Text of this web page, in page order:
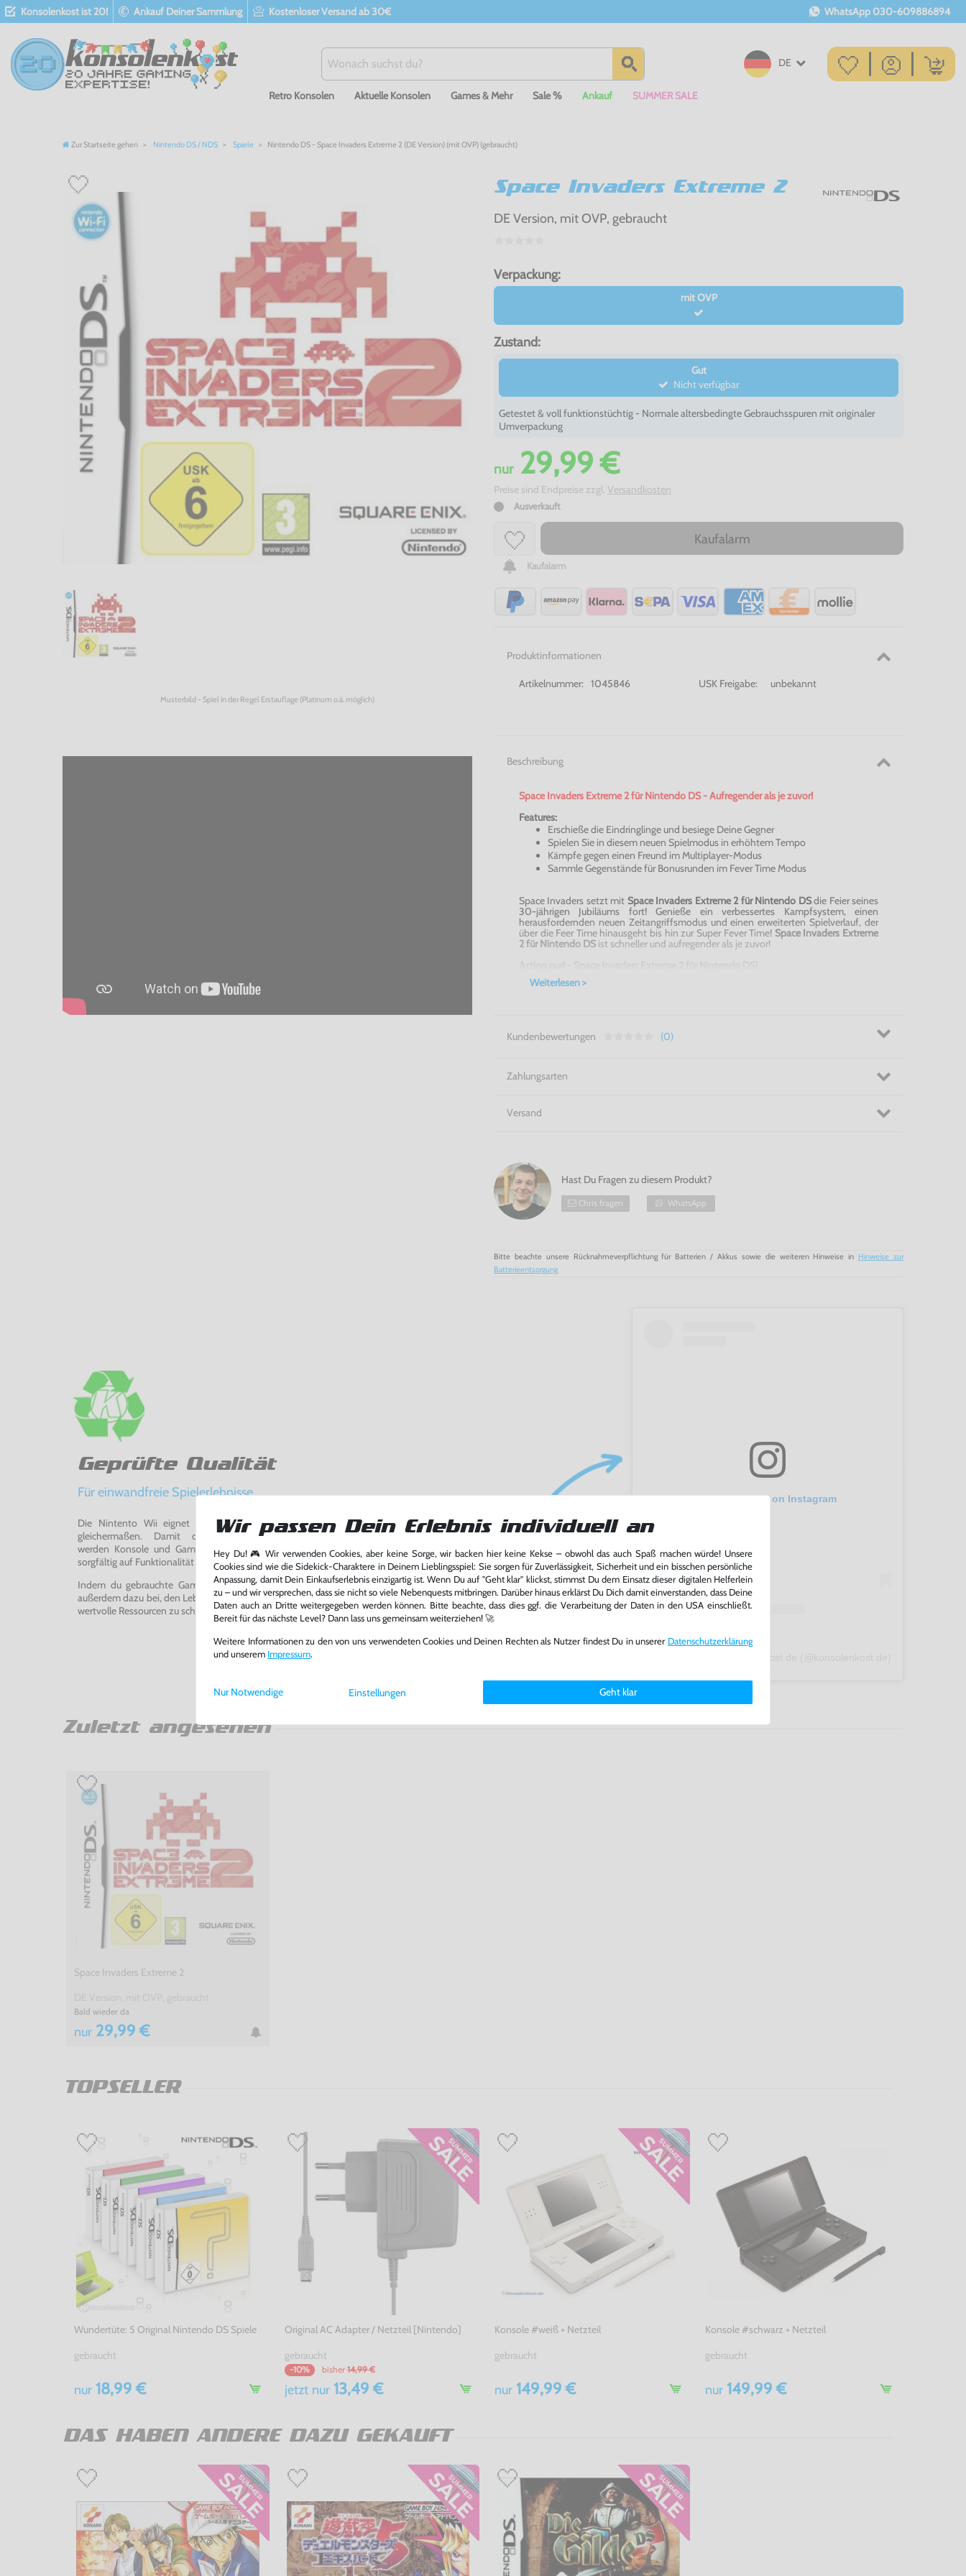
Konsolenkost ist 20! Ankauf Deiner Sammlung Kostenloser Versand ab 30€ WhatsApp 030-609886894
DE
Retro Konsolen Aktuelle Konsolen Games & Mehr Sale % Ankauf SUMMER SALE
Zur Startseite gehen Nintendo DS / NDS Spiele Nintendo DS - Space Invaders Extreme 2 (DE Version) (mit OVP) (gebraucht)
Musterbild - Spiel in der Regel Erstauflage (Platinum o.ä. möglich)
Space Invaders Extreme 2
DE Version, mit OVP, gebraucht
Verpackung:
mit OVP
Zustand:
Gut
Nicht verfügbar
Getestet & voll funktionstüchtig - Normale altersbedingte Gebrauchsspuren mit originaler
Umverpackung
nur29,99 €
Preise sind Endpreise zzgl. Versandkosten
Ausverkauft
Kaufalarm
Kaufalarm
Produktinformationen
Artikelnummer: 1045846 USK Freigabe: unbekannt
Beschreibung
Space Invaders Extreme 2 für Nintendo DS - Aufregender als je zuvor!
Features:
Erschieße die Eindringlinge und besiege Deine Gegner
Spielen Sie in diesem neuen Spielmodus in erhöhtem Tempo
Kämpfe gegen einen Freund im Multiplayer-Modus
Sammle Gegenstände für Bonusrunden im FeverTime Modus
Space Invaders setzt mit Space Invaders Extreme 2 für Nintendo DSdie Feier seines
30-jährigen Jubiläums fort! Genieße ein verbessertes Kampfsystem, einen
herausfordernden neuen Zeitangriffsmodus und einen erweiterten Spielverlauf, der
über die FeerTime hinausgeht bis hin zur Super FeverTime! Space Invaders Extreme
2 für Nintendo DS ist schneller und aufregender als je zuvor!
Weiterlesen >
Kundenbewertungen (0)
Zahlungsarten
Versand
Hast Du Fragen zu diesem Produkt?
Chris fragen WhatsApp
Bitte beachte unsere Rücknahmeverpflichtung für Batterien / Akkus sowie die weiteren Hinweise in Hinweise zur
Batterieentsorgung
Geprüfte Qualität
Für einwandfreie Spielerlebnisse
Die Nintento Wii eignet sich perfekt für Retro-Gaming-Fans und neue Entdecker
gleichermaßen. Damit du ein einwandfreies Spielerlebnis genießen kannst,
werden Konsole und Game in unserer Reparatur-Werkstatt von unseren Fachkräften
sorgfältig auf Funktionalität getestet, gereinigt und bei Bedarf repariert.
Indem du gebrauchte Games und Konsolen bei uns kaufst oder verkaufst, trägst du
außerdem dazu bei, den Lebenszyklus von Konsolen und Games zu verlängern und damit
wertvolle Ressourcen zu schonen und Abfall zu vermeiden.
View this post on Instagram
Zuletzt angesehen
Space Invaders Extreme 2
Bald wieder da
nur 29,99 €
TOPSELLER
Wundertüte: 5 Original Nintendo DS Spiele
gebraucht
nur 18,99 €
Original AC Adapter / Netzteil [Nintendo]
gebraucht
-10% bisher 14,99 €
jetzt nur13,49 €
Konsole #weiß + Netzteil
gebraucht
nur 149,99 €
Konsole #schwarz + Netzteil
gebraucht
nur149,99 €
DAS HABEN ANDERE DAZU GEKAUFT
Wir passen Dein Erlebnis individuell an
Hey Du! 🎮 Wir verwenden Cookies, aber keine Sorge, wir backen hier keine Kekse – obwohl das auch Spaß machen würde! Unsere
Cookies sind wie die Sidekick-Charaktere in Deinem Lieblingsspiel: Sie sorgen für Zuverlässigkeit, Sicherheit und ein bisschen persönliche
Anpassung, damit Dein Einkaufserlebnis einzigartig ist. Wenn Du auf "Geht klar" klickst, stimmst Du dem Einsatz dieser digitalen Helferlein
zu – und wir versprechen, dass sie nicht so viele Nebenquests mitbringen. Darüber hinaus erklärst Du Dich damit einverstanden, dass Deine
Daten auch an Dritte weitergegeben werden können. Bitte beachte, dass dies ggf. die Verarbeitung der Daten in den USA einschließt.
Bereit für das nächste Level? Dann lass uns gemeinsam weiterziehen! 🚀
Weitere Informationen zu den von uns verwendeten Cookies und Deinen Rechten als Nutzer findest Du in unserer Daten­schutz­erklärung
und unserem Impressum.
Einstellungen Geht klar
Nur Notwendige